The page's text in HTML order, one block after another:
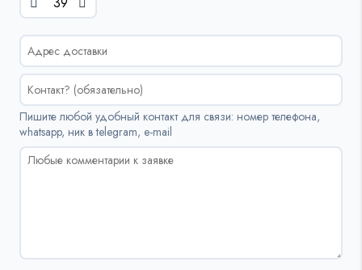
Пишите любой удобный контакт для связи: номер телефона,
whatsapp, ник в telegram, e-mail